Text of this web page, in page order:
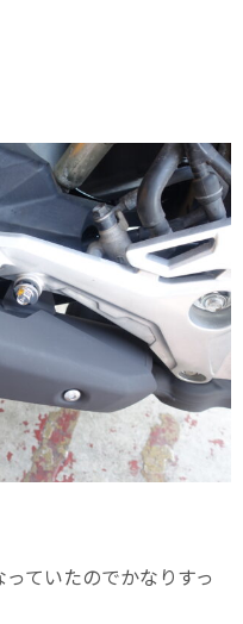
ていたのでかなりすっ